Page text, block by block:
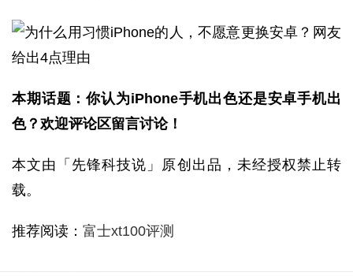
本期话题：你认为iPhone手机出色还是安卓手机出
色？欢迎评论区留言讨论！
本文由「先锋科技说」原创出品，未经授权禁止转
载。
推荐阅读： 富士xt100评测